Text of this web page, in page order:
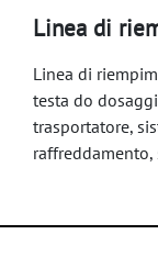
Linea di
Linea di
testa do
trasportatore,